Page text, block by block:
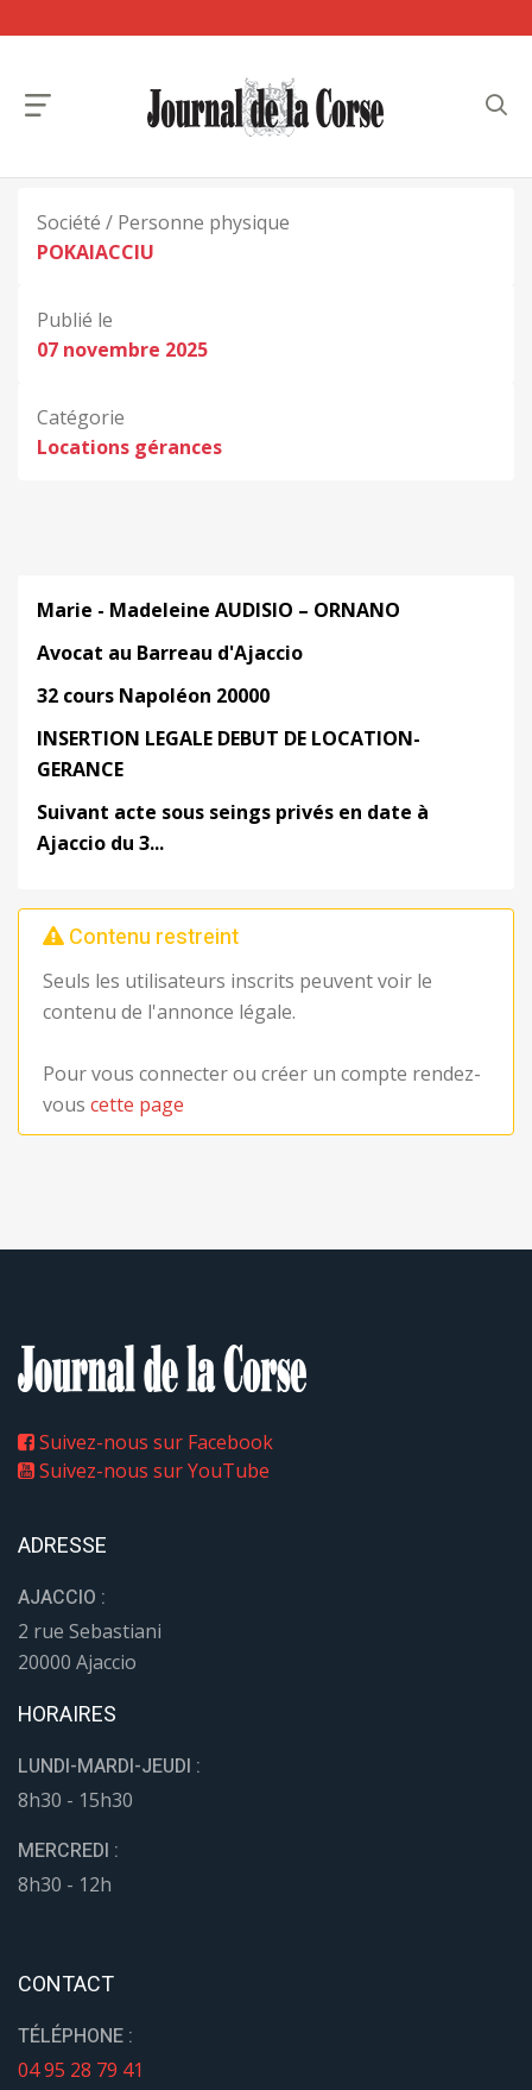
Société / Personne physique
POKAIACCIU
Publié le
07 novembre 2025
Catégorie
Locations gérances
Marie - Madeleine AUDISIO – ORNANO
Avocat au Barreau d'Ajaccio
32 cours Napoléon 20000
INSERTION LEGALE DEBUT DE LOCATION-
GERANCE
Suivant acte sous seings privés en date à
Ajaccio du 3...
Contenu restreint
Seuls les utilisateurs inscrits peuvent voir le
contenu de l'annonce légale.
Pour vous connecter ou créer un compte rendez-
vous cette page
Suivez-nous sur Facebook
Suivez-nous sur YouTube
ADRESSE
AJACCIO :
2 rue Sebastiani
20000 Ajaccio
HORAIRES
LUNDI-MARDI-JEUDI :
8h30 - 15h30
MERCREDI :
8h30 - 12h
CONTACT
TÉLÉPHONE :
04 95 28 79 41